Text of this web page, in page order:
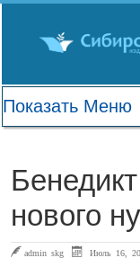
нового
admin skg Июль 16,